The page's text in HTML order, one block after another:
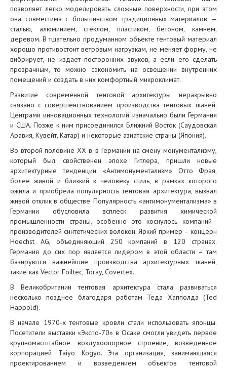
позволяет легко моделировать сложные поверхности, при этом
она совместима с большинством традиционных материалов —
сталью, алюминием, стеклом, пластиком, бетоном, камнем,
деревом. В тщательно продуманном объекте тентовый материал
хорошо противостоит ветровым нагрузкам, не меняет форму, не
вибрирует, не издает посторонних звуков, а если его сделать
прозрачным, то можно сэкономить на освещении внутренних
помещений и создать в них комфортный микроклимат.
Развитие современной тентовой архитектуры неразрывно
связано с совершенствованием производства тентовых тканей.
Центрами инновационных технологий изначально были Германия
и США. Позже к ним присоединился Ближний Восток (Саудовская
Аравия, Кувейт, Катар) и некоторые азиатские страны (Япония).
Во второй половине XX в. в Германии на смену монументализму,
который был свойственен эпохе Гитлера, пришли новые
архитектурные тенденции. «Антимонументализм» Отто Фрая,
более живой и близкий к человеку стиль, в рамках которого
ожила и приобрела популярность тентовая архитектура, вызвал
живой отклик в обществе. Популярность «антимонументализма» в
Германии обусловила всплеск развития химической
промышленности страны, особенно это коснулось компаний–
производителей синтетических волокон. Яркий пример – концерн
Hoechst AG, объединяющий 250 компаний в 120 странах.
Германия до сих пор является лидером в этой области – там
базируются важнейшие производства архитектурных тканей,
такие как Vector Foiltec, Toray, Covertex.
В Великобритании тентовая архитектура стала развиваться
несколько позднее благодаря работам Теда Хапполда (Ted
Happold).
В начале 1970-х тентовые кровли стали использовать японцы.
Посетители выставки «Экспо-70» в Осаке смогли увидеть первое
крупномасштабное воздухоопорное строение, возведенное
корпорацией Taiyo Kogyo. Эта организация, занимающаяся
проектированием и возведением объектов тентовой